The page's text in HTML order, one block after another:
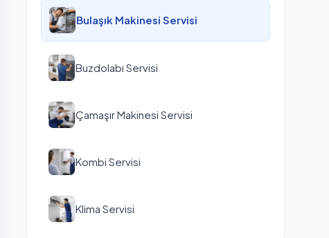
Bulaşık Makinesi Servisi
Buzdolabı Servisi
Çamaşır Makinesi Servisi
Kombi Servisi
Klima Servisi